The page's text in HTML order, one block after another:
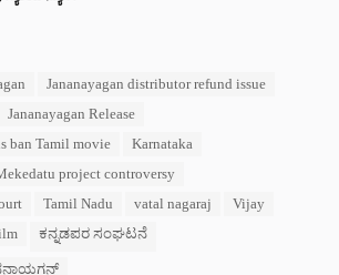
Jananayagan distributor refund issue
Jananayagan Release
ban Tamil movie
Karnataka
project controversy
Tamil Nadu vatal nagaraj
Vijay
ಕನ್ನಡಪರ ಸಂಘಟನೆ